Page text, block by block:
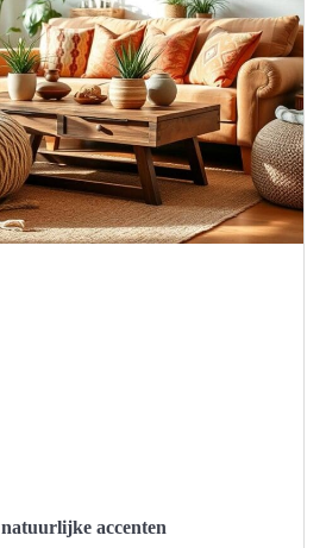
accenten